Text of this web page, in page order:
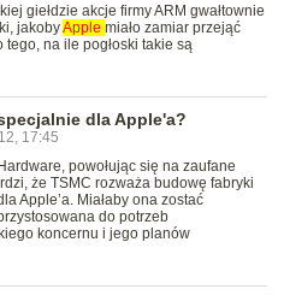
giełdzie akcje firmy ARM gwałtownie
jakobyApple miało zamiar przejąć
na ile pogłoski takie są
dla Apple'a?
17:45
powołując się na zaufane
że TSMC rozważa budowę fabryki
Apple’a. Miałaby ona zostać
do potrzeb
koncernu i jego planów